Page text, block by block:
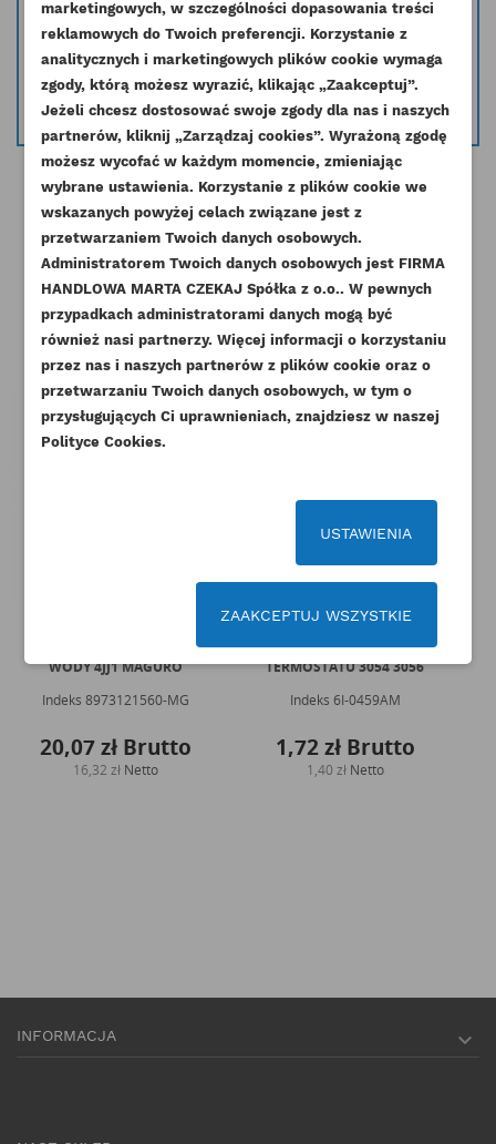
DODAJ DO LISTY ŻYCZEŃ
add_circle_outline Stwórz nową listę życzeń
UTWÓRZ LISTĘ ŻYCZEŃ
NAZWA LISTY ŻYCZEŃ
Anuluj Utwórz listę życzeń
ZALOGUJ SIĘ
Musisz być zalogowany by zapisać produkty na
swojej liście życzeń.
Anuluj Zaloguj się
Masz wątpliwość czy dana część pasuje do Twojego silnika skontaktuj się
z nami i podaj nr seryjny silnika a my pomożemy dobrać odpowiednią
info@esilniki24.pl
Pozostałe produkty w tej kategorii:
ISUZU USZCZELKA POMPY
WODY 4JJ1 MAGURO
Indeks 8973121560-MG
20,07 zł Brutto
16,32 zł Netto
CAT USZCZELKA ŁĄCZNIKA
TERMOSTATU 3054 3056
Indeks 6I-0459AM
1,72 złBrutto
1,40 zł Netto
INFORMACJA 
marketingowych, w szczególności dopasowania treści
reklamowych do Twoich preferencji. Korzystanie z
analitycznych i marketingowych plików cookie wymaga
zgody, którą możesz wyrazić, klikając „Zaakceptuj”.
Jeżeli chcesz dostosować swoje zgody dla nas i naszych
partnerów, kliknij „Zarządzaj cookies”. Wyrażoną zgodę
możesz wycofać w każdym momencie, zmieniając
wybrane ustawienia. Korzystanie z plików cookie we
wskazanych powyżej celach związane jest z
przetwarzaniem Twoich danych osobowych.
Administratorem Twoich danych osobowych jest FIRMA
HANDLOWA MARTA CZEKAJ Spółka z o.o.. W pewnych
przypadkach administratorami danych mogą być
również nasi partnerzy. Więcej informacji o korzystaniu
przez nas i naszych partnerów z plików cookie oraz o
przetwarzaniu Twoich danych osobowych, w tym o
przysługujących Ci uprawnieniach, znajdziesz w naszej
Polityce Cookies.
USTAWIENIA
ZAAKCEPTUJ WSZYSTKIE